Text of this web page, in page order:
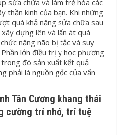
sửa chữa và làm trẻ hóa các
thần kinh của bạn. Khi những
quá khả năng sửa chữa sau
dựng lên và lấn át quá
năng não bị tắc và suy
lớn điều trị y học phương
đó sản xuất kết quả
phải là nguồn gốc của vấn
Tân Cương khang thái
cường trí nhớ, trí tuệ